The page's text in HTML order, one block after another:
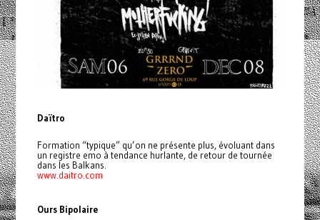
Daïtro
Formation “typique” qu’on ne présente plus, évoluant dans
un registre emo à tendance hurlante, de retour de tournée
dans les Balkans.
www.daitro.com
Ours Bipolaire